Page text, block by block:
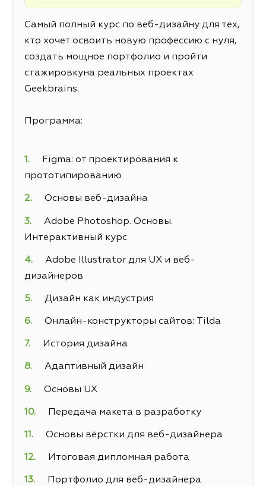
Самый полный курс по веб-дизайну для тех,
кто хочет освоить новую профессию с нуля,
создать мощное портфолио и пройти
стажировкуна реальных проектах
Geekbrains.
Программа:
Figma: от проектирования к
прототипированию
Основы веб-дизайна
Adobe Photoshop. Основы.
Интерактивный курс
Adobe Illustrator для UX и веб-
дизайнеров
Дизайн как индустрия
Онлайн-конструкторы сайтов: Tilda
История дизайна
Адаптивный дизайн
Основы UX
Передача макета в разработку
Основы вёрстки для веб-дизайнера
Итоговая дипломная работа
Портфолио для веб-дизайнера